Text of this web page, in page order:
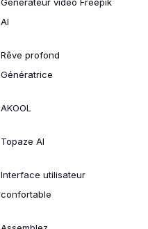
Générateur vidéo Freepik
AI
Rêve profond
Génératrice
AKOOL
Topaze AI
Interface utilisateur
confortable